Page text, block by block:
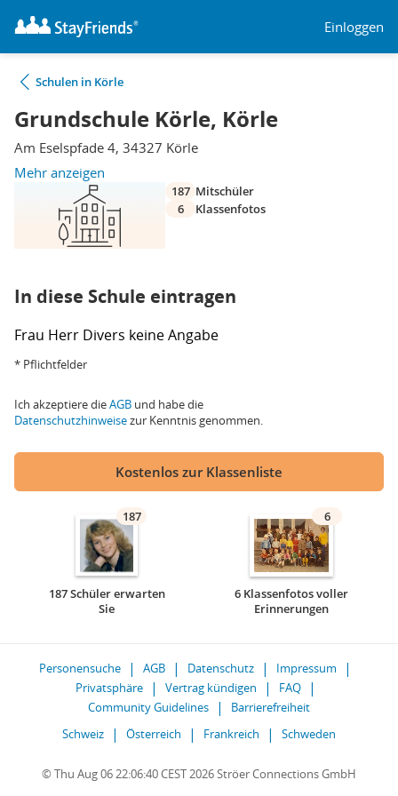
Einloggen
Schulen in Körle
Grundschule Körle, Körle
Am Eselspfade 4, 34327 Körle
Mehr anzeigen
187 Mitschüler
6
Klassenfotos
In diese Schule eintragen
Frau Herr Divers keine Angabe
* Pflichtfelder
Ich akzeptiere dieAGB und habe die
Datenschutzhinweisezur Kenntnis genommen.
Kostenlos zur Klassenliste
187
187 Schüler erwarten
Sie
6
6 Klassenfotos voller
Erinnerungen
Personensuche AGB Datenschutz
Impressum
Privatsphäre
Vertrag kündigen
FAQ
Community Guidelines
Barrierefreiheit
Schweiz
Österreich Frankreich Schweden
© Thu Aug 06 22:06:40 CEST 2026 Ströer Connections GmbH